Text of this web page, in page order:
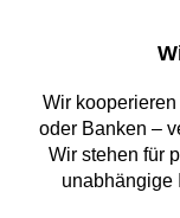
Wir
oder Banken –
Wir stehen für
unabhängige